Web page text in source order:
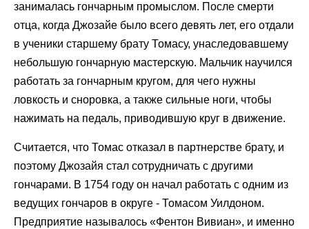
занималась гончарным промыслом. После смерти
отца, когда Джозайе было всего девять лет, его отдали
в ученики старшему брату Томасу, унаследовавшему
небольшую гончарную мастерскую. Мальчик научился
работать за гончарным кругом, для чего нужны
ловкость и сноровка, а также сильные ноги, чтобы
нажимать на педаль, приводившую круг в движение.
Считается, что Томас отказал в партнерстве брату, и
поэтому Джозайя стал сотрудничать с другими
гончарами. В 1754 году он начал работать с одним из
ведущих гончаров в округе - Томасом Уилдоном.
Предприятие называлось «Фентон Вивиан», и именно